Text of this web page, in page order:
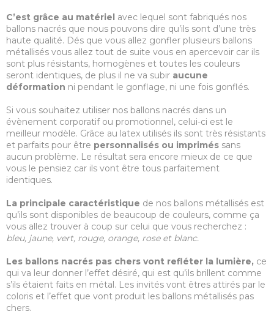
C’est grâce au matériel avec lequel sont fabriqués nos
ballons nacrés que nous pouvons dire qu’ils sont d’une très
haute qualité. Dés que vous allez gonfler plusieurs ballons
métallisés vous allez tout de suite vous en apercevoir car ils
sont plus résistants, homogènes et toutes les couleurs
seront identiques, de plus il ne va subir aucune
déformation ni pendant le gonflage, ni une fois gonflés.
Si vous souhaitez utiliser nos ballons nacrés dans un
évènement corporatif ou promotionnel, celui-ci est le
meilleur modèle. Grâce au latex utilisés ils sont très résistants
et parfaits pour être personnalisés ou imprimés sans
aucun problème. Le résultat sera encore mieux de ce que
vous le pensiez car ils vont être tous parfaitement
identiques.
La principale caractéristique de nos ballons métallisés est
qu’ils sont disponibles de beaucoup de couleurs, comme ça
vous allez trouver à coup sur celui que vous recherchez :
bleu, jaune, vert, rouge, orange, rose et blanc.
Les ballons nacrés pas chers vont refléter la lumière, ce
qui va leur donner l’effet désiré, qui est qu’ils brillent comme
s’ils étaient faits en métal. Les invités vont êtres attirés par le
coloris et l’effet que vont produit les ballons métallisés pas
chers.